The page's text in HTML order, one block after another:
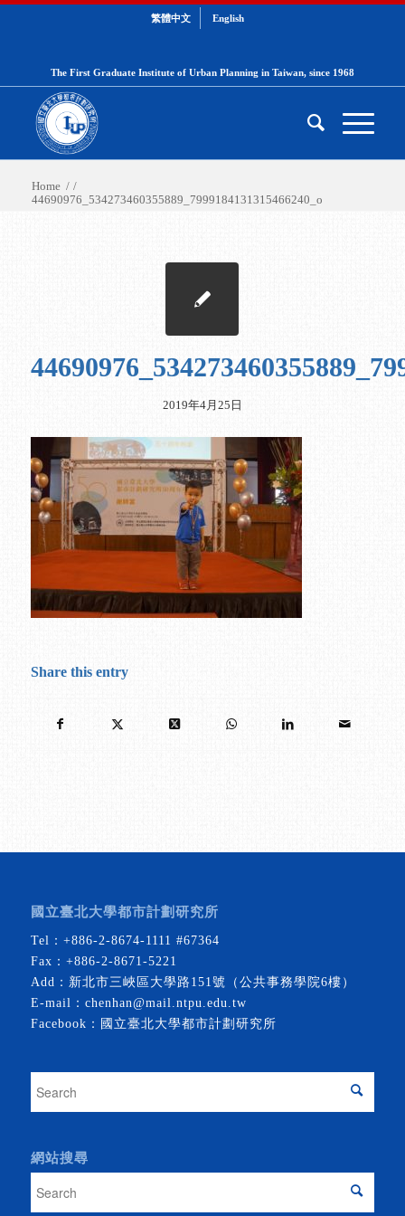
繁體中文 English
The First Graduate Institute of Urban Planning in Taiwan, since 1968
Home / /
44690976_534273460355889_7999184131315466240_o
2019年4月25日
Share this entry
國立臺北大學都市計劃研究所
Tel： +886-2-8674-1111 #67364
Fax：+886-2-8671-5221
Add：新北市三峽區大學路151號（公共事務學院6樓）
E-mail： chenhan@mail.ntpu.edu.tw
Facebook： 國立臺北大學都市計劃研究所
網站搜尋